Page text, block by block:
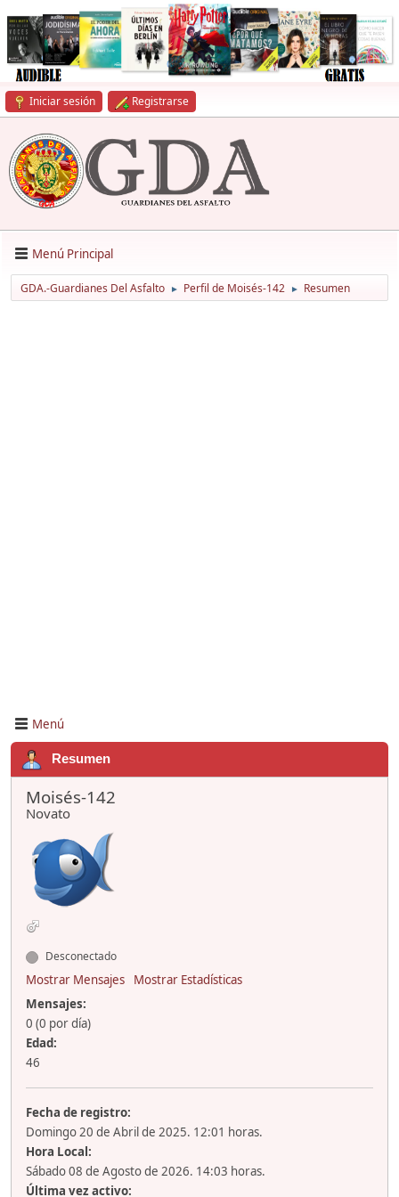
Iniciar sesión Registrarse
Menú Principal
GDA.-Guardianes Del Asfalto ► Perfil de Moisés-142 ► Resumen
Menú
Resumen
Moisés-142
Novato
Desconectado
Mostrar Mensajes
Mostrar Estadísticas
Mensajes:
0 (0 por día)
Edad:
46
Fecha de registro:
Domingo 20 de Abril de 2025. 12:01 horas.
Hora Local:
Sábado 08 de Agosto de 2026. 14:03 horas.
Última vez activo: